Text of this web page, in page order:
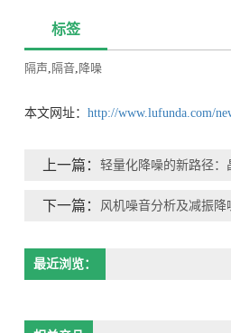
标签
隔声, 隔音, 降噪
本文网址：http://www.lufunda.com/
上一篇：轻量化降噪的新路径
下一篇： 风机噪音分析及减振降
最近浏览：